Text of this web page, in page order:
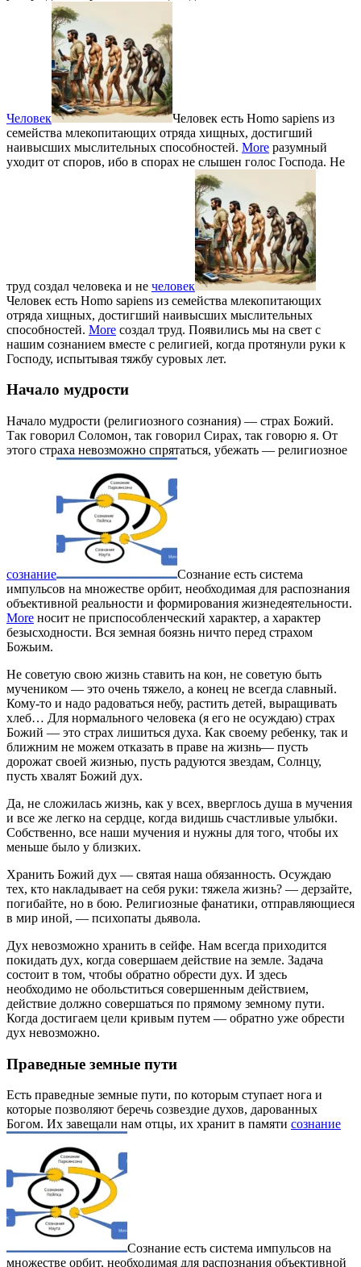
Человек
Человек есть Homo sapiens из
семейства млекопитающих отряда хищных, достигший
наивысших мыслительных способностей. More разумный
уходит от споров, ибо в спорах не слышен голос Господа. Не
труд создал человека и не человек
Человек есть Homo sapiens из семейства млекопитающих
отряда хищных, достигший наивысших мыслительных
способностей. More создал труд. Появились мы на свет с
нашим сознанием вместе с религией, когда протянули руки к
Господу, испытывая тяжбу суровых лет.
Начало мудрости
Начало мудрости (религиозного сознания) — страх Божий.
Так говорил Соломон, так говорил Сирах, так говорю я. От
этого страха невозможно спрятаться, убежать — религиозное
сознание
Сознание есть система
импульсов на множестве орбит, необходимая для распознания
объективной реальности и формирования жизнедеятельности.
More носит не приспособленческий характер, а характер
безысходности. Вся земная боязнь ничто перед страхом
Божьим.
Не советую свою жизнь ставить на кон, не советую быть
мучеником — это очень тяжело, а конец не всегда славный.
Кому-то и надо радоваться небу, растить детей, выращивать
хлеб… Для нормального человека (я его не осуждаю) страх
Божий — это страх лишиться духа. Как своему ребенку, так и
ближним не можем отказать в праве на жизнь— пусть
дорожат своей жизнью, пусть радуются звездам, Солнцу,
пусть хвалят Божий дух.
Да, не сложилась жизнь, как у всех, вверглось душа в мучения
и все же легко на сердце, когда видишь счастливые улыбки.
Собственно, все наши мучения и нужны для того, чтобы их
меньше было у близких.
Хранить Божий дух — святая наша обязанность. Осуждаю
тех, кто накладывает на себя руки: тяжела жизнь? — дерзайте,
погибайте, но в бою. Религиозные фанатики, отправляющиеся
в мир иной, — психопаты дьявола.
Дух невозможно хранить в сейфе. Нам всегда приходится
покидать дух, когда совершаем действие на земле. Задача
состоит в том, чтобы обратно обрести дух. И здесь
необходимо не обольститься совершенным действием,
действие должно совершаться по прямому земному пути.
Когда достигаем цели кривым путем — обратно уже обрести
дух невозможно.
Праведные земные пути
Есть праведные земные пути, по которым ступает нога и
которые позволяют беречь созвездие духов, дарованных
Богом. Их завещали нам отцы, их хранит в памяти сознание
Сознание есть система импульсов на
множестве орбит, необходимая для распознания объективной